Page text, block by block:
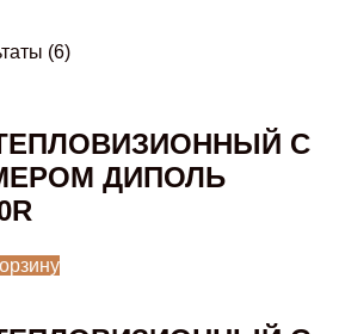
(6)
C
ДИПОЛЬ